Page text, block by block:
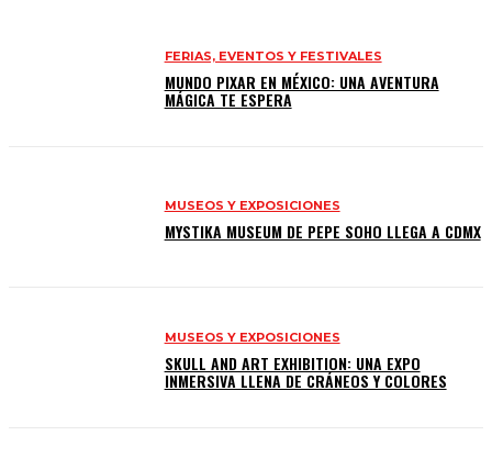
FERIAS, EVENTOS Y FESTIVALES
MUNDO PIXAR EN MÉXICO: UNA AVENTURA
MÁGICA TE ESPERA
MUSEOS Y EXPOSICIONES
MYSTIKA MUSEUM DE PEPE SOHO LLEGA A CDMX
MUSEOS Y EXPOSICIONES
SKULL AND ART EXHIBITION: UNA EXPO
INMERSIVA LLENA DE CRÁNEOS Y COLORES